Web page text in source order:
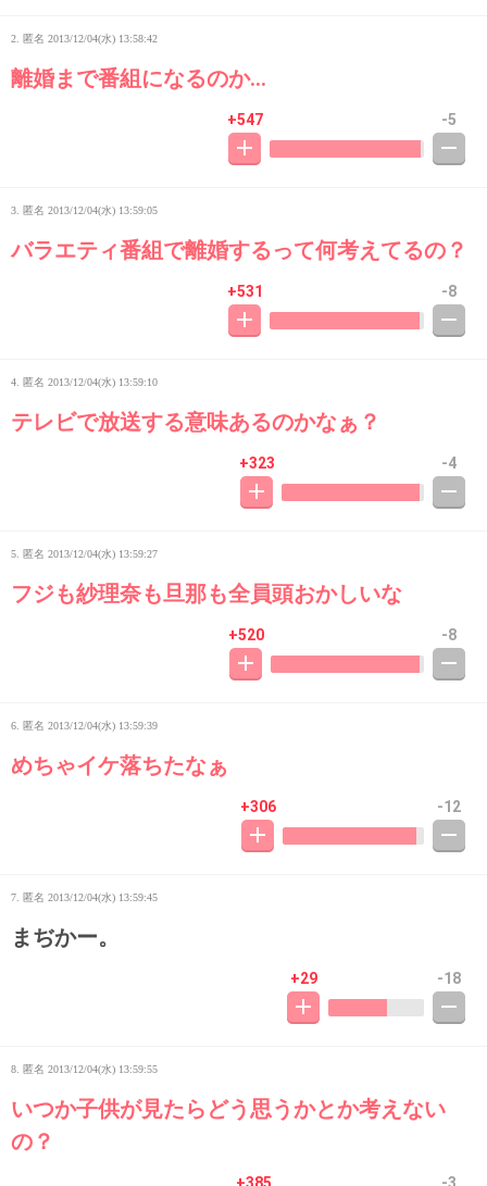
2. 匿名 2013/12/04(水) 13:58:42
離婚まで番組になるのか…
+547 -5
3. 匿名 2013/12/04(水) 13:59:05
バラエティ番組で離婚するって何考えてるの？
+531 -8
4. 匿名 2013/12/04(水) 13:59:10
テレビで放送する意味あるのかなぁ？
+323 -4
5. 匿名 2013/12/04(水) 13:59:27
フジも紗理奈も旦那も全員頭おかしいな
+520 -8
6. 匿名 2013/12/04(水) 13:59:39
めちゃイケ落ちたなぁ
+306 -12
7. 匿名 2013/12/04(水) 13:59:45
まぢかー。
+29 -18
8. 匿名 2013/12/04(水) 13:59:55
いつか子供が見たらどう思うかとか考えない
の？